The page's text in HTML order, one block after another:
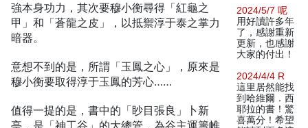
強本身功力，其次要穆小衡尋得「紅龜之
甲」和「蒼龍之皮」，以抵禦淳于泰之掌力
暗器。
意想不到的是，所謂「玉鳳之心」，原來是
穆小衡要取得淳于玉鳳的芳心……
值得一提的是，書中的「眇目張良」卜新
亭，是「神工谷」的大總管，為谷主運籌帷
2024/5/7 呢
用好讀許多年
了，感謝重新
更新，也感謝
大家的付出！
2024/4/4 R
這里居然能找
到哈維爾．西
耶拉的書！驚
喜萬分！希望